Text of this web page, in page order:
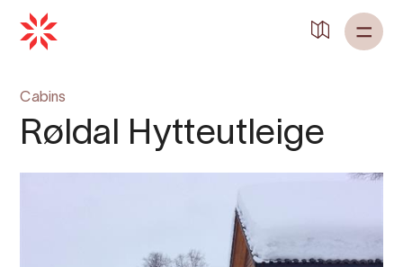
Cabins
Røldal Hytteutleige